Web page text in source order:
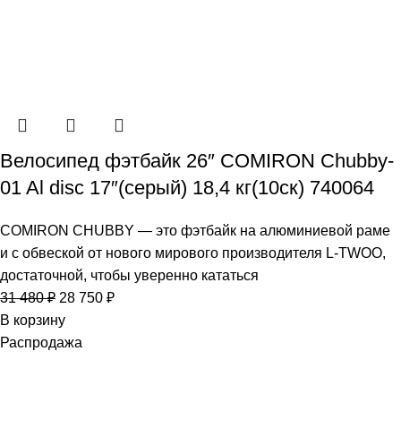
Велосипед фэтбайк 26″ COMIRON Chubby-
01 Al disc 17″(серый) 18,4 кг(10cк) 740064
COMIRON CHUBBY — это фэтбайк на алюминиевой раме
и с обвеской от нового мирового производителя L-TWOO,
достаточной, чтобы уверенно кататься
31 480₽ 28 750 ₽
В корзину
Распродажа